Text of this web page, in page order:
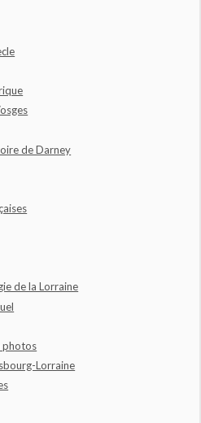
de Darney
de la Lorraine
photos
Lorraine